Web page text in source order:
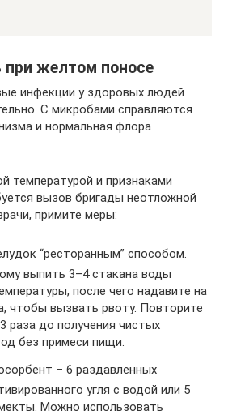
желтом поносе
инфекции у здоровых людей
С микробами справляются
и нормальная флора
температурой и признаками
вызов бригады неотложной
примите меры:
“ресторанным” способом.
выпить 3–4 стакана воды
после чего надавите на
чтобы вызвать рвоту. Повторите
раза до получения чистых
без примеси пищи.
– 6 раздавленных
угля с водой или 5
Можно использовать